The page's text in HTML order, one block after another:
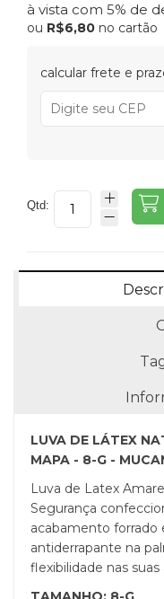
à vista com 5% de
ou R$6,80 no cartão
calcular frete e
Qtd:
LUVA DE LÁTEX
MAPA - 8-G -
Luva de Latex
Segurança
acabamento forrado
antiderrapante na
flexibilidade nas